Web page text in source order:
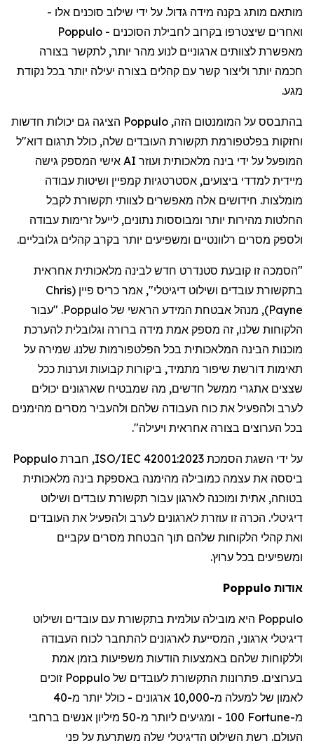
מותאם מותג בקנה מידה גדול. על ידי שילוב סוכנים אלו -
ואחרים שיצטרפו בקרוב לחבילת הסוכנים -
Poppulo
מאפשרת לצוותים ארגוניים לנוע מהר יותר, לתקשר בצורה
חכמה יותר וליצור קשר עם קהלים בצורה יעילה יותר בכל נקודת
מגע.
בהתבסס על המומנטום הזה,
Poppulo הציגה גם יכולות חדשות
וחזקות בפלטפורמת תקשורת העובדים שלה, כולל תרגום דוא"ל
המופעל על ידי בינה מלאכותית ועוזר אישי המספק גישה
מיידית למדדי ביצועים, אסטרטגיות קמפיין ושיטות עבודה
מומלצות. חידושים אלה מאפשרים לצוותי תקשורת לקבל
החלטות מהירות יותר ומבוססות נתונים, לייעל זרימות עבודה
ולספק מסרים רלוונטיים ומשפיעים יותר בקרב קהלים גלובליים.
"הסמכה זו קובעת סטנדרט חדש לבינה מלאכותית אחראית
בתקשורת עובדים ושילוט דיגיטלי", אמר כריס פיין (
Chris
Payne
)
, מנהל אבטחת המידע הראשי של Poppulo
. "עבור
הלקוחות שלנו, זה מספק אמת מידה ברורה וגלובלית להערכת
מוכנות הבינה המלאכותית בכל הפלטפורמות שלנו. שמירה על
תאימות דורשת שיפור מתמיד, ביקורות קבועות וערנות ככל
שצצים אתגרי ממשל חדשים, מה שמבטיח שארגונים יכולים
לערב ולהפעיל את כוח העבודה שלהם ולהעביר מסרים מהימנים
בכל הערוצים בצורה אחראית ויעילה".
על ידי השגת הסמכת חברת Poppulo
ביססה את עצמה כמובילה מהימנה באספקת בינה מלאכותית
בטוחה, אתית ומוכנה לארגון עבור תקשורת עובדים ושילוט
דיגיטלי. הכרה זו עוזרת לארגונים לערב ולהפעיל את העובדים
ואת קהלי הלקוחות שלהם תוך הבטחת מסרים עקביים
ומשפיעים בכל ערוץ.
אודות Poppulo
Poppulo היא מובילה עולמית בתקשורת עם עובדים ושילוט
דיגיטלי ארגוני, המסייעת לארגונים להתחבר לכוח העבודה
וללקוחות שלהם באמצעות הודעות משפיעות בזמן אמת
בערוצים. פתרונות התקשורת לעובדים של Poppulo זוכים
לאמון של למעלה מ-10,000 ארגונים - כולל יותר
מ-40
מ-Fortune ומגיעים ליותר מ-50 מיליון אנשים ברחבי
העולם. רשת השילוט הדיגיטלי שלה משתרעת על פני